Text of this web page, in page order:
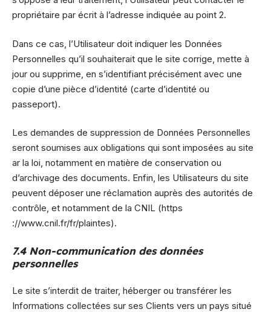
propriétaire par écrit à l’adresse indiquée au point 2.
Dans ce cas, l’Utilisateur doit indiquer les Données
Personnelles qu’il souhaiterait que le site corrige, mette à
jour ou supprime, en s’identifiant précisément avec une
copie d’une pièce d’identité (carte d’identité ou
passeport).
Les demandes de suppression de Données Personnelles
seront soumises aux obligations qui sont imposées au site
ar la loi, notamment en matière de conservation ou
d’archivage des documents. Enfin, les Utilisateurs du site
peuvent déposer une réclamation auprès des autorités de
contrôle, et notamment de la CNIL (https
://www.cnil.fr/fr/plaintes).
7.4 Non-communication des données
personnelles
Le site s’interdit de traiter, héberger ou transférer les
Informations collectées sur ses Clients vers un pays situé